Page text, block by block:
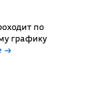
по
графику
→